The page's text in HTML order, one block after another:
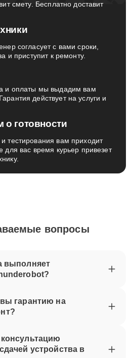
смету. Бесплатно доставит
согласует с вами сроки,
и приступит к ремонту.
и оплаты мы выдадим вам
действует на услуги и
готовности
тестирования вам приходит
для вас время курьер привезет
вопросы
выполняет
гарантию на
устройства в